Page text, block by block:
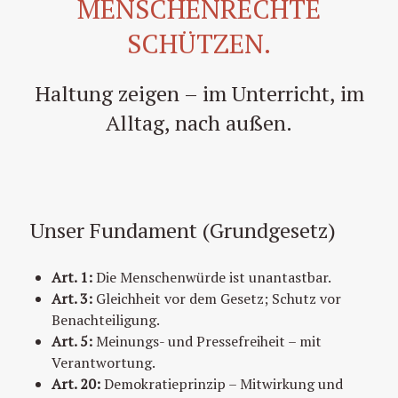
MENSCHENRECHTE
SCHÜTZEN.
Haltung zeigen – im Unterricht, im
Alltag, nach außen.
Unser Fundament (Grundgesetz)
Art. 1:Die Menschenwürde ist unantastbar.
Art. 3: Gleichheit vor dem Gesetz; Schutz vor
Benachteiligung.
Art. 5:Meinungs- und Pressefreiheit – mit
Verantwortung.
Art. 20:Demokratieprinzip – Mitwirkung und